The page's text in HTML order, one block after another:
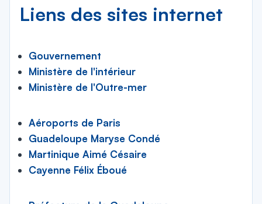
Liens des sites internet
Gouvernement
Ministère de l'intérieur
Ministère de l'Outre-mer
Aéroports de Paris
Guadeloupe Maryse Condé
Martinique Aimé Césaire
Cayenne Félix Éboué